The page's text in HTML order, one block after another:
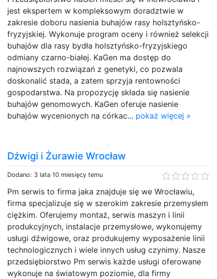
jest ekspertem w kompleksowym doradztwie w
zakresie doboru nasienia buhajów rasy holsztyńsko-
fryzyjskiej. Wykonuje program oceny i również selekcji
buhajów dla rasy bydła holsztyńsko-fryzyjskiego
odmiany czarno-białej. KaGen ma dostęp do
najnowszych rozwiązań z genetyki, co pozwala
doskonalić stada, a zatem sprzyja rentowności
gospodarstwa. Na propozycję składa się nasienie
buhajów genomowych. KaGen oferuje nasienie
buhajów wycenionych na córkac... pokaż więcej »
Dźwigi i Żurawie Wrocław
Dodano: 3 lata 10 miesięcy temu
Pm serwis to firma jaka znajduje się we Wrocławiu,
firma specjalizuje się w szerokim zakresie przemysłem
ciężkim. Oferujemy montaż, serwis maszyn i linii
produkcyjnych, instalacje przemysłowe, wykonujemy
usługi dźwigowe, oraz produkujemy wyposażenie linii
technologicznych i wiele innych usług czynimy. Nasze
przedsiębiorstwo Pm serwis każde usługi oferowane
wykonuje na światowym poziomie, dla firmy